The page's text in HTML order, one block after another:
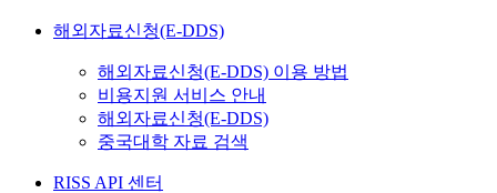
해외자료신청(E-DDS)
해외자료신청(E-DDS) 이용 방법
비용지원 서비스 안내
해외자료신청(E-DDS)
중국대학 자료 검색
RISS API 센터